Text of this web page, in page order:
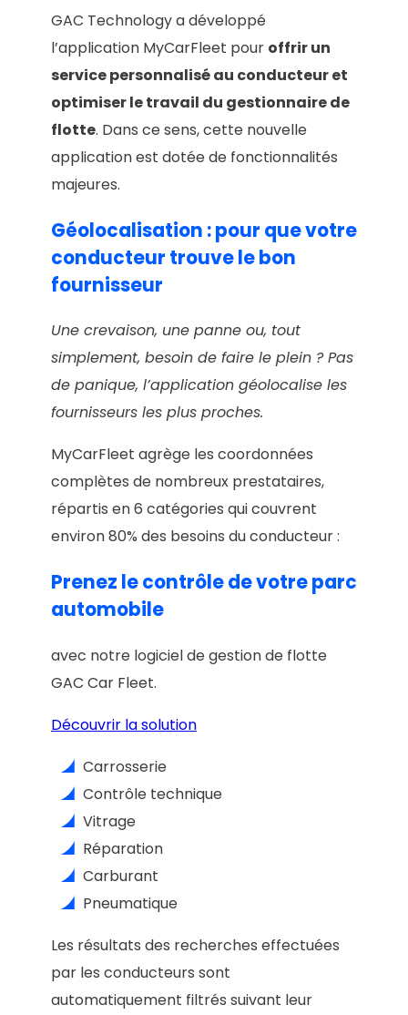
GAC Technology a développé
l’application MyCarFleet pour offrir un
service personnalisé au conducteur et
optimiser le travail du gestionnaire de
flotte. Dans ce sens, cette nouvelle
application est dotée de fonctionnalités
majeures.
Géolocalisation : pour que votre
conducteur trouve le bon
fournisseur
Une crevaison, une panne ou, tout
simplement, besoin de faire le plein ? Pas
de panique, l’application géolocalise les
fournisseurs les plus proches.
MyCarFleet agrège les coordonnées
complètes de nombreux prestataires,
répartis en 6 catégories qui couvrent
environ 80% des besoins du conducteur :
Prenez le contrôle de votre parc
automobile
avec notre logiciel de gestion de flotte
GAC Car Fleet.
Découvrir la solution
Carrosserie
Contrôle technique
Vitrage
Réparation
Carburant
Pneumatique
Les résultats des recherches effectuées
par les conducteurs sont
automatiquement filtrés suivant leur